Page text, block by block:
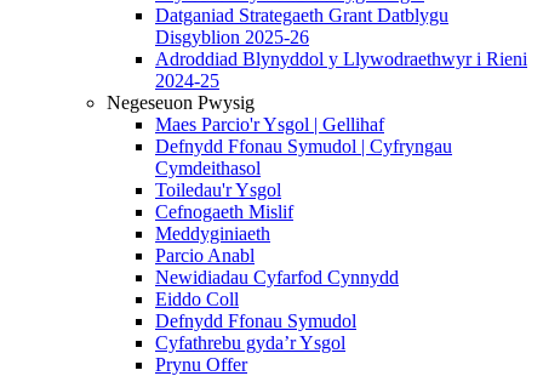
Datganiad Strategaeth Grant Datblygu
Disgyblion 2025-26
Adroddiad Blynyddol y Llywodraethwyr i Rieni
2024-25
Negeseuon Pwysig
Maes Parcio'r Ysgol | Gellihaf
Defnydd Ffonau Symudol | Cyfryngau
Cymdeithasol
Toiledau'r Ysgol
Cefnogaeth Mislif
Meddyginiaeth
Parcio Anabl
Newidiadau Cyfarfod Cynnydd
Eiddo Coll
Defnydd Ffonau Symudol
Cyfathrebu gyda’r Ysgol
Prynu Offer